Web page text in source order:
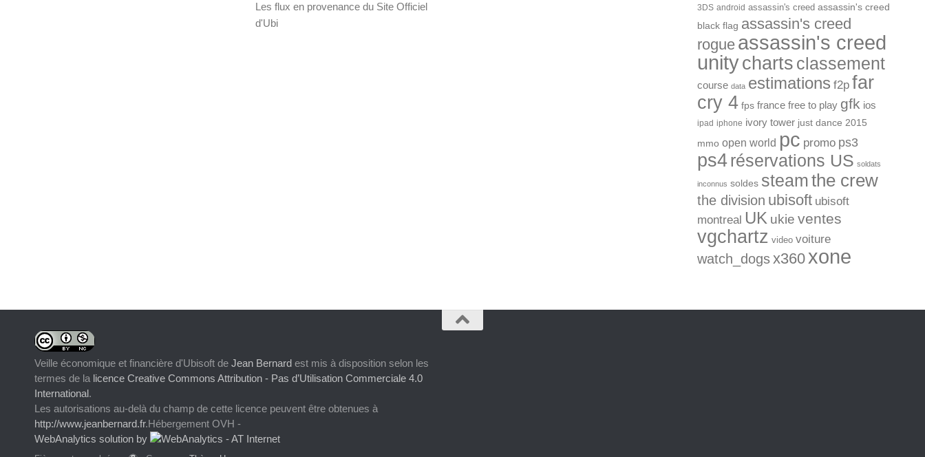
Les flux en provenance du Site Officiel
d'Ubi
3DS android assassin's creed assassin's creed
black flag assassin's creed
rogue assassin's creed
unitycharts classement
course data estimations f2p far
cry 4 fps france free to play gfk ios
ipad iphone ivory tower just dance 2015
mmo open world pc promo ps3
ps4réservations US soldats
inconnus soldes steamthe crew
the division ubisoft ubisoft
montreal UK ukie ventes
vgchartz video voiture
watch_dogsx360 xone
Veille économique et financière d'Ubisoft de Jean Bernard est mis à disposition selon les
termes de la licence Creative Commons Attribution - Pas d’Utilisation Commerciale 4.0
International.
Les autorisations au-delà du champ de cette licence peuvent être obtenues à
http://www.jeanbernard.fr.Hébergement OVH -
WebAnalytics solution by